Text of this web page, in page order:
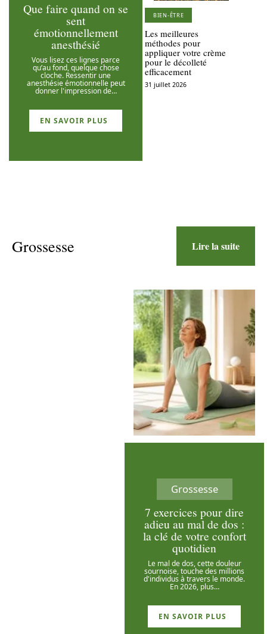
Que faire quand on se
sent
émotionnellement
anesthésié
Vous lisez ces lignes parce
qu’au fond, quelque chose
cloche. Ressentir une
anesthésie émotionnelle peut
donner l'impression de…
EN SAVOIR PLUS
BIEN-ÊTRE
Les meilleures
méthodes pour
appliquer votre crème
pour le décolleté
efficacement
31 juillet 2026
Grossesse Lire la suite
Grossesse
7 exercices pour dire
adieu au mal de dos :
la clé de votre confort
quotidien
Le mal de dos, cette douleur
sournoise, touche des millions
d'individus à travers le monde.
En 2026, plus…
EN SAVOIR PLUS